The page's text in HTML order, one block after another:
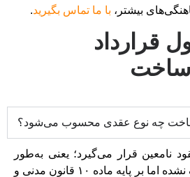
بیشتر، با ما تماس بگیرید.
قرارداد
چه نوع عقدی محسوب می‌شود؟
نامعین قرار می‌گیرد؛ یعنی به‌طور
مستقیم در قانون تعریف نشده اما بر پایه ماده ۱۰ قانون مدنی و